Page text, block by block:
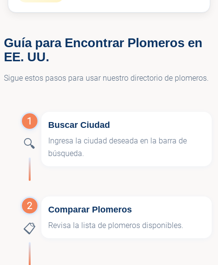
Guía para Encontrar Plomeros en
EE. UU.
Sigue estos pasos para usar nuestro directorio de plomeros.
1
🔍
Buscar Ciudad
Ingresa la ciudad deseada en la barra de
búsqueda.
2
📋
Comparar Plomeros
Revisa la lista de plomeros disponibles.